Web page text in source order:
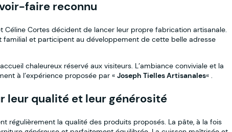
faire reconnu
Céline Cortes décident de lancer leur propre fabrication artisanale.
familial et participent au développement de cette belle adresse
chaleureux réservé aux visiteurs. L’ambiance conviviale et la
à l’expérience proposée par « Joseph Tielles Artisanales« .
leur qualité et leur générosité
régulièrement la qualité des produits proposés. La pâte, à la fois